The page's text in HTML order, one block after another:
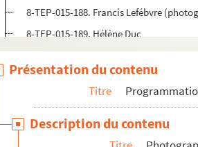
8-TEP-015-188. Francis Lefébvre
8-TEP-015-189. Hélène Duc
8-TEP-015-190. François Darras
8-TEP-015-191. Marée-Breyer
8-TEP-015-628. Jacques Dufilho,
8-TEP-015-192. Claude Mathieu
8-TEP-015-193. Jacques Chollet
Présentation du contenu
Titre
Description du contenu